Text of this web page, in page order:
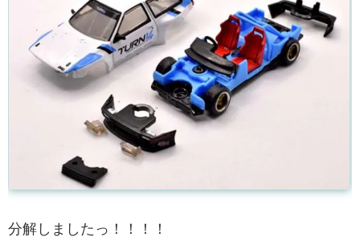
分解しましたっ！！！！